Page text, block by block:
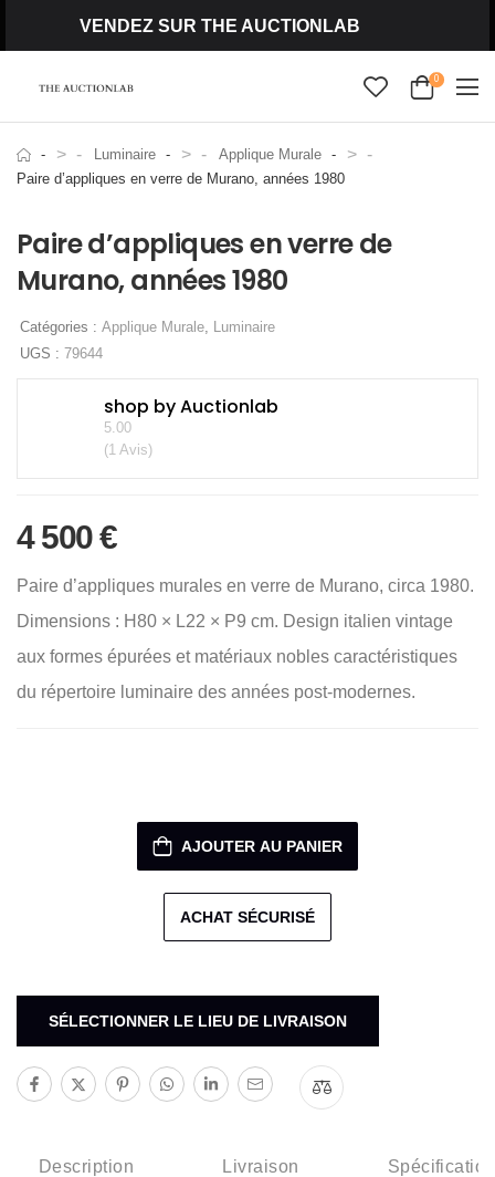
VENDEZ SUR THE AUCTIONLAB
0
> Luminaire > Applique Murale >
Paire d’appliques en verre de Murano, années 1980
Paire d’appliques en verre de
Murano, années 1980
Catégories : Applique Murale, Luminaire
UGS : 79644
shop by Auctionlab
5.00
(1 Avis)
4 500€
Paire d’appliques murales en verre de Murano, circa 1980.
Dimensions : H80 × L22 × P9 cm. Design italien vintage
aux formes épurées et matériaux nobles caractéristiques
du répertoire luminaire des années post-modernes.
AJOUTER AU PANIER
ACHAT SÉCURISÉ
SÉLECTIONNER LE LIEU DE LIVRAISON
Description Livraison